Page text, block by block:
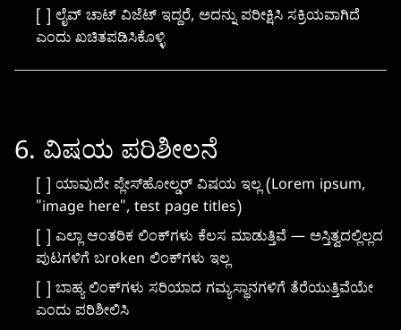
[ ] ಲೈವ್ ಚಾಟ್ ವಿಜೆಟ್ ಇದ್ದರೆ, ಅದನ್ನು ಪರೀಕ್ಷಿಸಿ ಸಕ್ರಿಯವಾಗಿದೆ
ಎಂದು ಖಚಿತಪಡಿಸಿಕೊಳ್ಳಿ
6. ವಿಷಯ ಪರಿಶೀಲನೆ
[ ] ಯಾವುದೇ ಪ್ಲೇಸ್‌ಹೋಲ್ಡರ್ ವಿಷಯ ಇಲ್ಲ (Lorem ipsum,
"image here", test page titles)
[ ] ಎಲ್ಲಾ ಆಂತರಿಕ ಲಿಂಕ್‌ಗಳು ಕೆಲಸ ಮಾಡುತ್ತಿವೆ — ಅಸ್ತಿತ್ವದಲ್ಲಿಲ್ಲದ
ಪುಟಗಳಿಗೆ ಬroken ಲಿಂಕ್‌ಗಳು ಇಲ್ಲ
[ ] ಬಾಹ್ಯ ಲಿಂಕ್‌ಗಳು ಸರಿಯಾದ ಗಮ್ಯಸ್ಥಾನಗಳಿಗೆ ತೆರೆಯುತ್ತಿವೆಯೇ
ಎಂದು ಪರಿಶೀಲಿಸಿ